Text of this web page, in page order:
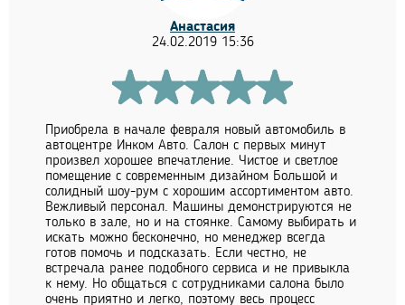
Анастасия
24.02.2019 15:36
Приобрела в начале февраля новый автомобиль в
автоцентре Инком Авто. Салон с первых минут
произвел хорошее впечатление. Чистое и светлое
помещение с современным дизайном Большой и
солидный шоу-рум с хорошим ассортиментом авто.
Вежливый персонал. Машины демонстрируются не
только в зале, но и на стоянке. Самому выбирать и
искать можно бесконечно, но менеджер всегда
готов помочь и подсказать. Если честно, не
встречала ранее подобного сервиса и не привыкла
к нему. Но общаться с сотрудниками салона было
очень приятно и легко, поэтому весь процесс